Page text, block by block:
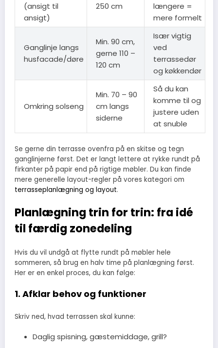
(ansigt til
ansigt)
250 cm
længere =
mere formelt
Ganglinje langs
husfacade/døre
Min. 90 cm,
gerne 110 –
120 cm
Især vigtig
ved
terrassedør
og køkkendør
Omkring solseng
Min. 70 – 90
cm langs
siderne
Så du kan
komme til og
justere uden
at snuble
Se gerne din terrasse ovenfra på en skitse og tegn
ganglinjerne først. Det er langt lettere at rykke rundt på
firkanter på papir end på rigtige møbler. Du kan finde
mere generelle layout-regler på vores kategori om
terrasseplanlægning og layout.
Planlægning trin for trin: fra idé
til færdig zonedeling
Hvis du vil undgå at flytte rundt på møbler hele
sommeren, så brug en halv time på planlægning først.
Her er en enkel proces, du kan følge:
1. Afklar behov og funktioner
Skriv ned, hvad terrassen skal kunne:
Daglig spisning, gæstemiddage, grill?